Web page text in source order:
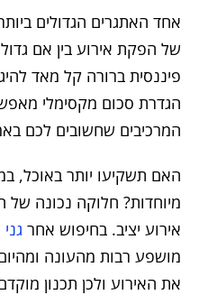
אחד האתגרים הגדולים
של הפקת אירוע בין אם
פיננסית ברורה קל מאד
הגדרת סכום מקסימלי
המרכיבים שחשובים לכם
האם תשקיעו יותר באוכל,
מיוחדות? חלוקה נכונה
אירוע יציב. בחיפוש אחר
מושפע רבות מהעונה
את האירוע ולכן תכנון